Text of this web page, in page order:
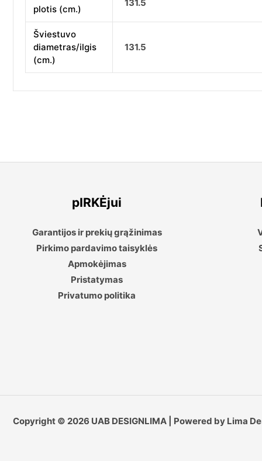
plotis (cm.)
131.5
Šviestuvo
diametras/ilgis
(cm.)
131.5
pIRKĖjui
Garantijos ir prekių grąžinimas
Pirkimo pardavimo taisyklės
Apmokėjimas
Pristatymas
Privatumo politika
Copyright © 2026 UAB DESIGNLIMA | Powered by Lima